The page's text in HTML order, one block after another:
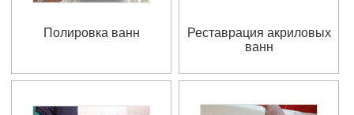
Полировка ванн
Реставрация акриловых
ванн